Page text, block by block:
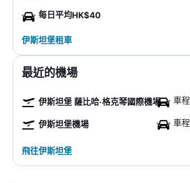
每日平均HK$40
伊斯坦堡租車
最近的機場
伊斯坦堡 薩比哈·格克琴國際機場 車
伊斯坦堡機場 車
飛往伊斯坦堡